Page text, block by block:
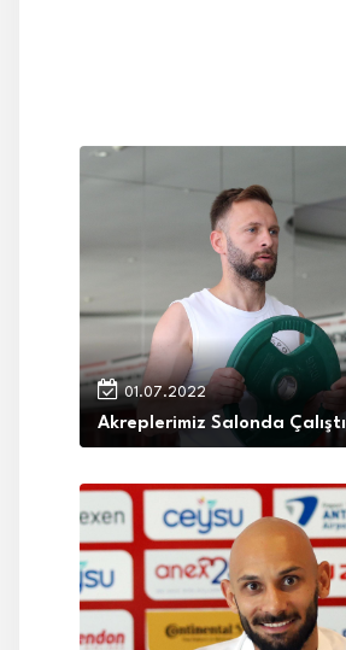
01.07.2022
Akreplerimiz Salonda Çalıştı